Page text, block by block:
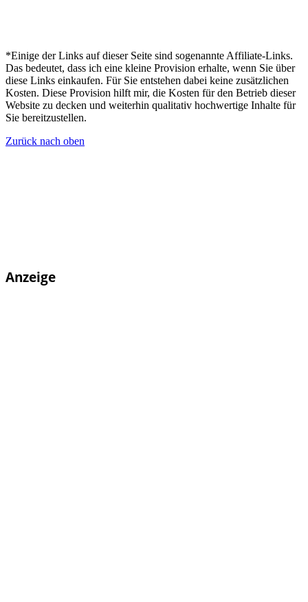
*Einige der Links auf dieser Seite sind sogenannte Affiliate-Links.
Das bedeutet, dass ich eine kleine Provision erhalte, wenn Sie über
diese Links einkaufen. Für Sie entstehen dabei keine zusätzlichen
Kosten. Diese Provision hilft mir, die Kosten für den Betrieb dieser
Website zu decken und weiterhin qualitativ hochwertige Inhalte für
Sie bereitzustellen.
Zurück nach oben
Anzeige